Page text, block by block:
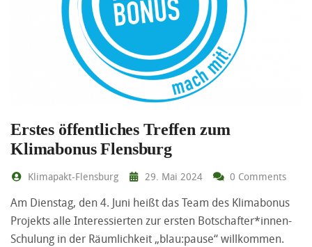
Erstes öffentliches Treffen zum
Klimabonus Flensburg
Klimapakt-Flensburg 29. Mai 2024 0 Comments
Am Dienstag, den 4. Juni heißt das Team des Klimabonus
Projekts alle Interessierten zur ersten Botschafter*innen-
Schulung in der Räumlichkeit „blau:pause“ willkommen.